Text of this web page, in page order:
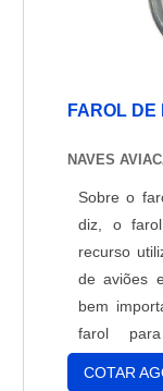
FAROL DE
NAVES
Sobre o
diz, o
recurso
de aviões
bem
farol
COTAR